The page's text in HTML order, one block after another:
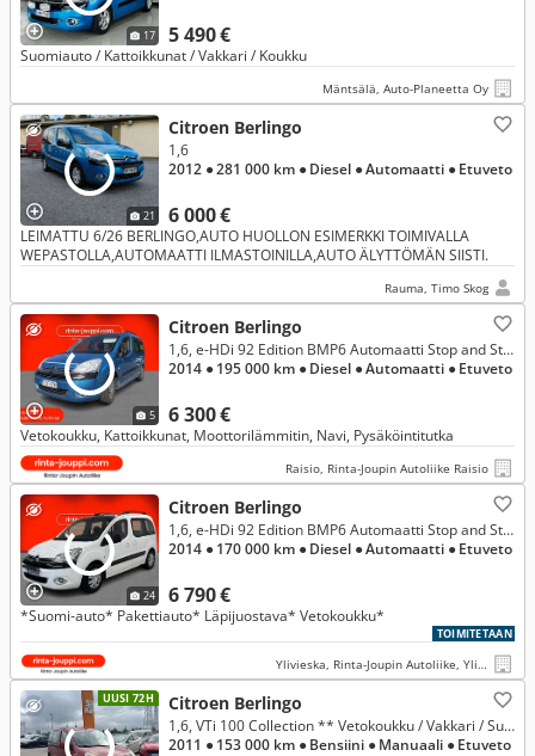
17 5 490 €
Suomiauto / Kattoikkunat / Vakkari / Koukku
Mäntsälä, Auto-Planeetta Oy
21
Citroen Berlingo
6 000 €
1,6
2012 ● 281 000 km ● Diesel ● Automaatti ● Etuveto
LEIMATTU 6/26 BERLINGO,AUTO HUOLLON ESIMERKKI TOIMIVALLA
WEPASTOLLA,AUTOMAATTI ILMASTOINILLA,AUTO ÄLYTTÖMÄN SIISTI.
Rauma, Timo Skog
5
Citroen Berlingo
6 300 €
1,6, e-HDi 92 Edition BMP6 Automaatti Stop and Start
2014 ● 195 000 km ● Diesel ● Automaatti ● Etuveto
Vetokoukku, Kattoikkunat, Moottorilämmitin, Navi, Pysäköintitutka
Raisio, Rinta-Joupin Autoliike Raisio
24
Citroen Berlingo
6 790 €
1,6, e-HDi 92 Edition BMP6 Automaatti Stop and Start
2014 ● 170 000 km ● Diesel ● Automaatti ● Etuveto
*Suomi-auto* Pakettiauto* Läpijuostava* Vetokoukku*
TOIMITETAAN
Ylivieska, Rinta-Joupin Autoliike, Ylivieska
UUSI 72H Citroen Berlingo
1,6, VTi 100 Collection ** Vetokoukku / Vakkari / Suomi-auto / Viimeisin huolto: 151tkm 01/2026 / Lohko+sisäpist. **
2011 ● 153 000 km ● Bensiini ● Manuaali ● Etuveto